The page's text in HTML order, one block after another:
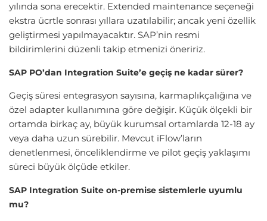
yılında sona erecektir. Extended maintenance seçeneği
ekstra ücrtle sonrası yıllara uzatılabilir; ancak yeni özellik
geliştirmesi yapılmayacaktır. SAP’nin resmi
bildirimlerini düzenli takip etmenizi öneririz.
SAP PO’dan Integration Suite’e geçiş ne kadar sürer?
Geçiş süresi entegrasyon sayısına, karmaplıkçalığına ve
özel adapter kullanımına göre değişir. Küçük ölçekli bir
ortamda birkaç ay, büyük kurumsal ortamlarda 12-18 ay
veya daha uzun sürebilir. Mevcut iFlow’ların
denetlenmesi, önceliklendirme ve pilot geçiş yaklaşımı
süreci büyük ölçüde etkiler.
SAP Integration Suite on-premise sistemlerle uyumlu
mu?